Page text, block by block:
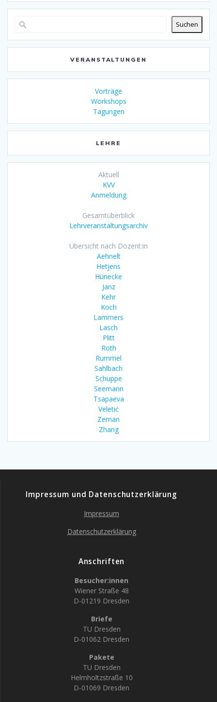
Suchen
VERANSTALTUNGEN
Vorträge
Workshops
Tagungen
LEHRE
Aktuell
KVV
Anmeldung
Gesamtüberblick
Lehrveranstaltungsarchiv
Übersicht nach Dozent:in
Aehnelt
Hetjens
Hünecke
Janz
Kehr
Koch
Lammers
Lasch
Plitt
Roth
Rummel
Sahlbach
Schuppe
Seemann
Tsapaeva
Veletić
Zeman
Zhang
Impressum und Datenschutzerklärung
Impressum
Datenschutzerklärung
Anschriften
Besucher:innen
Wiener Straße 48
D-01219 Dresden
Briefe
TU Dresden
D-01062 Dresden
Pakete
TU Dresden
Helmholtzstraße 10
D-01069 Dresden